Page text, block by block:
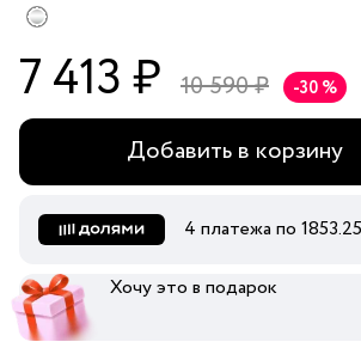
7 413 ₽ 10 590 ₽ -30 %
Добавить в корзину
4 платежа по 1853.25
Хочу это в подарок